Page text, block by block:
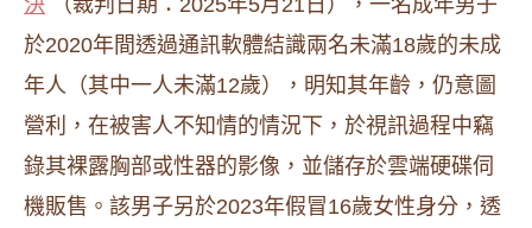
決 （裁判日期：2025年5月21日），一名成年男子
於2020年間透過通訊軟體結識兩名未滿18歲的未成
年人（其中一人未滿12歲），明知其年齡，仍意圖
營利，在被害人不知情的情況下，於視訊過程中竊
錄其裸露胸部或性器的影像，並儲存於雲端硬碟伺
機販售。該男子另於2023年假冒16歲女性身分，透